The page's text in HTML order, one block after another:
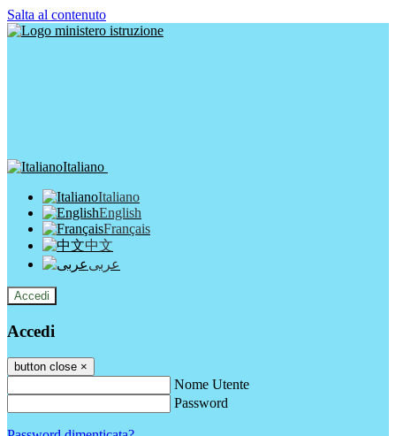
Salta al contenuto
Italiano
Italiano
English
Français
中文
عربى
Accedi
Accedi
button close ×
Nome Utente
Password